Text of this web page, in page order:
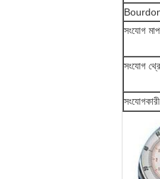
সংযোগ মাপ
সংযোগ